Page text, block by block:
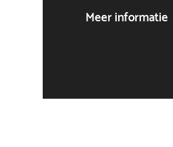
Meer informatie